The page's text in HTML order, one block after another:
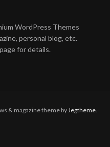
WordPress Themes
personal blog, etc.
for details.
& magazine theme byJegtheme.